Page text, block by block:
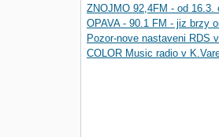
ZNOJMO 92,4FM - od 16.3.
OPAVA - 90.1 FM - jiz brzy
Pozor-nove nastaveni RDS
COLOR Music radio v